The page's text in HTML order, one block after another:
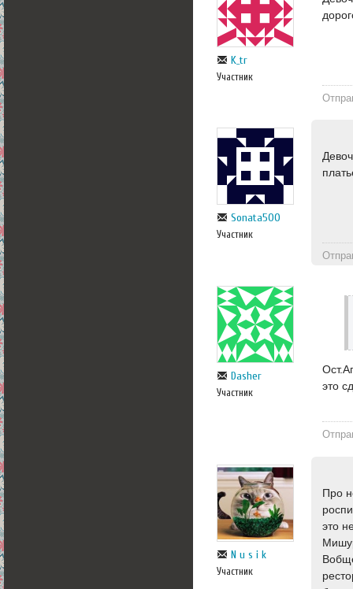
K_tr
Участник
Sonata500
Участник
Dasher
Участник
это
N u s i k
Участник
Про
это